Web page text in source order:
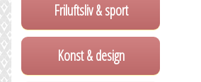
Friluftsliv & sport
Konst & design